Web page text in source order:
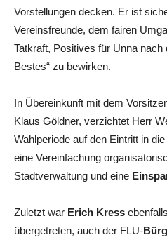
Vorstellungen decken. Er ist
Vereinsfreunde, dem fairen
Tatkraft, Positives für Unna
Bestes“ zu bewirken.
In Übereinkunft mit dem
Klaus Göldner, verzichtet Herr
Wahlperiode auf den Eintritt in
eine Vereinfachung
Stadtverwaltung und eine
Zuletzt war Erich Kress
übergetreten, auch der FLU-